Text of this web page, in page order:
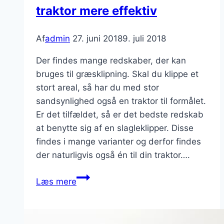
traktor mere effektiv
Afadmin 27. juni 20189. juli 2018
Der findes mange redskaber, der kan
bruges til græsklipning. Skal du klippe et
stort areal, så har du med stor
sandsynlighed også en traktor til formålet.
Er det tilfældet, så er det bedste redskab
at benytte sig af en slagleklipper. Disse
findes i mange varianter og derfor findes
der naturligvis også én til din traktor….
Læs mereSlagleklippere